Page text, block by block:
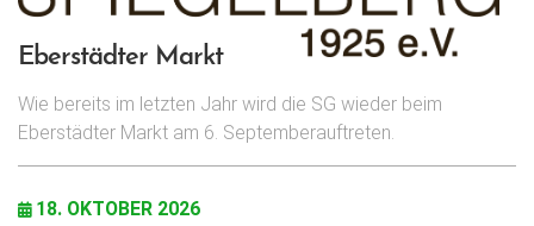
Eberstädter Markt
Wie bereits im letzten Jahr wird die SG wieder beim
Eberstädter Markt am 6. Septemberauftreten.
18. OKTOBER 2026